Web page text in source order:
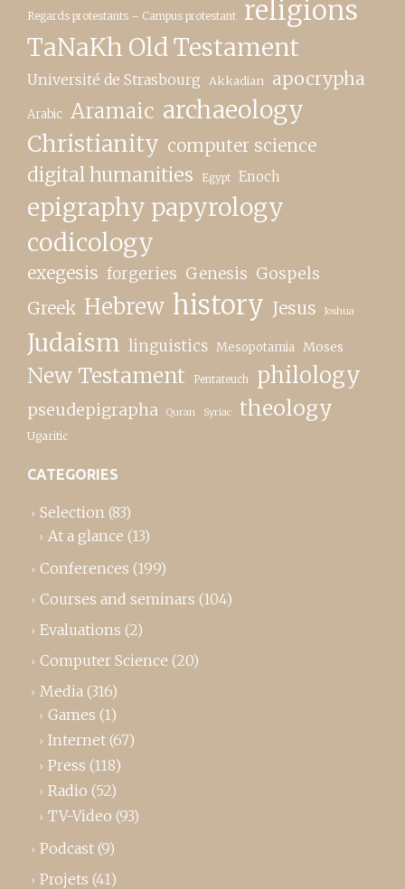
Regards protestants – Campus protestant religions
TaNaKh Old Testament
Université de Strasbourg Akkadian apocrypha
Arabic Aramaic archaeology
Christianity computer science
digital humanities Egypt Enoch
epigraphy papyrology
codicology
exegesis forgeries Genesis Gospels
Greek Hebrew history Jesus Joshua
Judaism linguistics Mesopotamia Moses
New Testament Pentateuch philology
pseudepigrapha Quran Syriac theology
Ugaritic
CATEGORIES
Selection (83)
At a glance (13)
Conferences (199)
Courses and seminars (104)
Evaluations (2)
Computer Science (20)
Media (316)
Games (1)
Internet (67)
Press (118)
Radio (52)
TV-Video (93)
Podcast (9)
Projets (41)